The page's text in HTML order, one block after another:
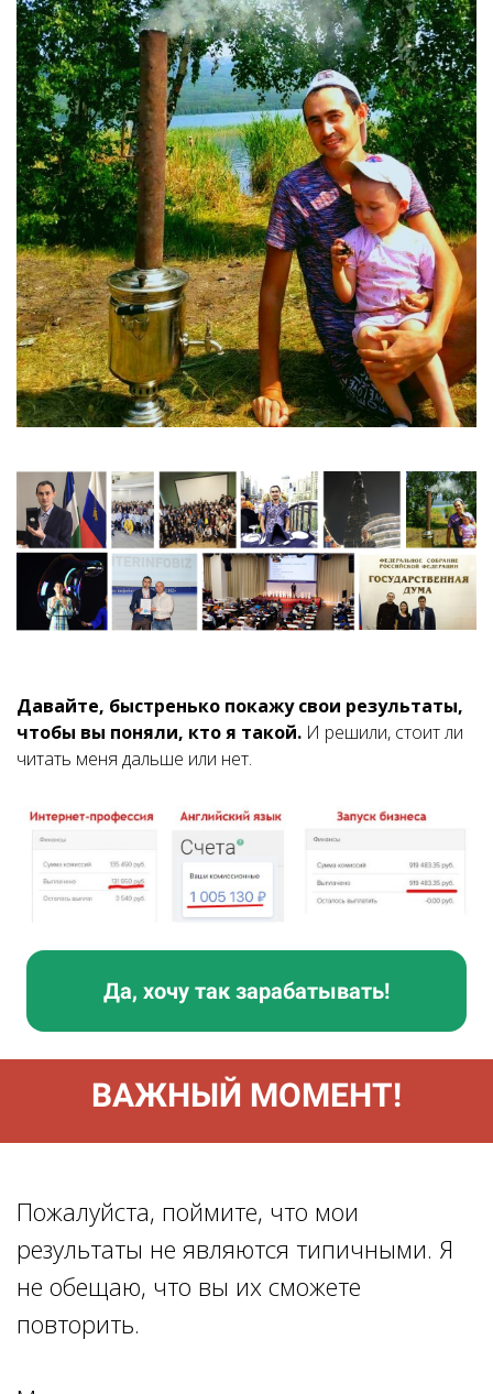
Давайте, быстренько покажу свои результаты,
чтобы вы поняли, кто я такой. И решили, стоит ли
читать меня дальше или нет.
Да, хочу так зарабатывать!
ВАЖНЫЙ МОМЕНТ!
Пожалуйста, поймите, что мои
результаты не являются типичными. Я
не обещаю, что вы их сможете
повторить.